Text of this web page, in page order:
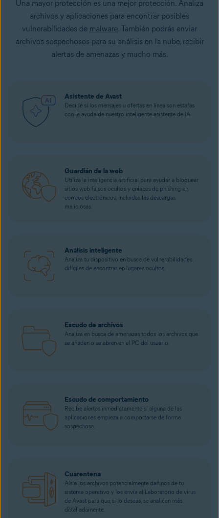
Una mayor protección es una mejor protección. Analiza
archivos y aplicaciones para encontrar posibles
vulnerabilidades de malware. También podrás enviar
archivos sospechosos para su análisis en la nube, recibir
alertas de amenazas y mucho más.
Asistente de Avast
Decide si los mensajes u ofertas en línea son estafas
con la ayuda de nuestro inteligente asistente de IA.
Guardián de la web
Utiliza la inteligencia artificial para ayudar a bloquear
sitios web falsos ocultos y enlaces de phishing en
correos electrónicos, incluidas las descargas
maliciosas.
Análisis inteligente
Analiza tu dispositivo en busca de vulnerabilidades
difíciles de encontrar en lugares ocultos.
Escudo de archivos
Analiza en busca de amenazas todos los archivos que
se añaden o se abren en el PC del usuario.
Escudo de comportamiento
Recibe alertas inmediatamente si alguna de las
aplicaciones empieza a comportarse de forma
sospechosa.
Cuarentena
Aísla los archivos potencialmente dañinos de tu
sistema operativo y los envía al Laboratorio de virus
de Avast para que, si lo deseas, se analicen más
detalladamente.